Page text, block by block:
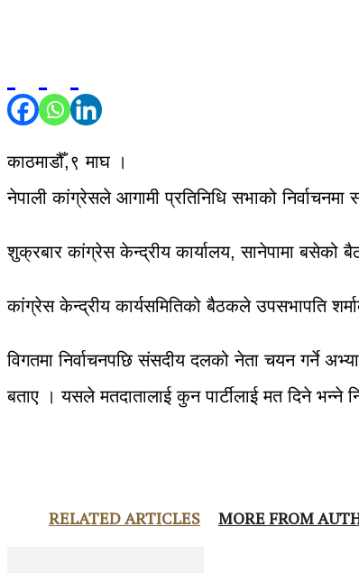
काठमाडौँ,९ माघ ।
नेपाली कांग्रेसले आगामी प्रतिनिधि सभाको
शुक्रबार कांग्रेस केन्द्रीय कार्यालय, सानेपामा बसेको
कांग्रेस केन्द्रीय कार्यसमितिको बैठकले उपसभापति
विगतमा निर्वाचनपछि संसदीय दलको नेता चयन गर्ने
बताए । यसले मतदातालाई कुन पार्टीलाई मत दिने भन्ने
RELATED ARTICLES MORE FROM